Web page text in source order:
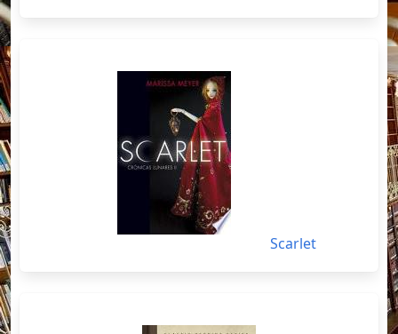
Scarlet